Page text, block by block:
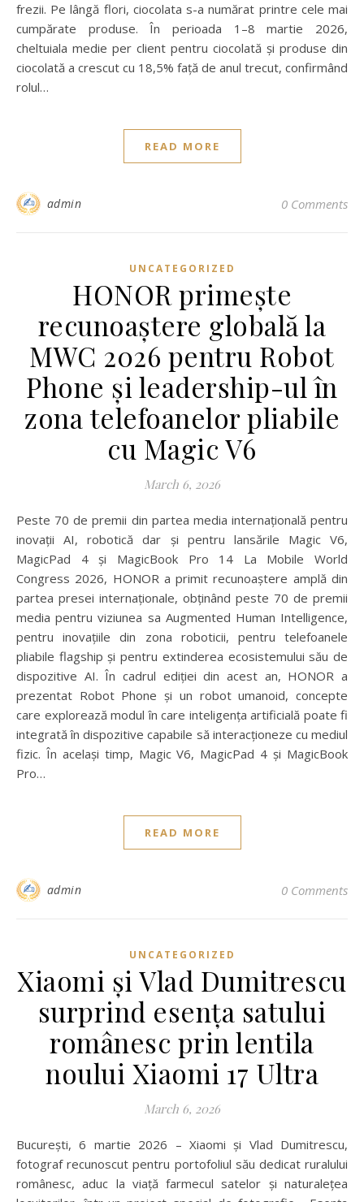
frezii. Pe lângă flori, ciocolata s-a numărat printre cele mai
cumpărate produse. În perioada 1–8 martie 2026,
cheltuiala medie per client pentru ciocolată și produse din
ciocolată a crescut cu 18,5% față de anul trecut, confirmând
rolul…
READ MORE
admin 0 Comments
UNCATEGORIZED
HONOR primește
recunoaștere globală la
MWC 2026 pentru Robot
Phone și leadership-ul în
zona telefoanelor pliabile
cu Magic V6
March 6, 2026
Peste 70 de premii din partea media internațională pentru
inovații AI, robotică dar și pentru lansările Magic V6,
MagicPad 4 și MagicBook Pro 14 La Mobile World
Congress 2026, HONOR a primit recunoaștere amplă din
partea presei internaționale, obținând peste 70 de premii
media pentru viziunea sa Augmented Human Intelligence,
pentru inovațiile din zona roboticii, pentru telefoanele
pliabile flagship și pentru extinderea ecosistemului său de
dispozitive AI. În cadrul ediției din acest an, HONOR a
prezentat Robot Phone și un robot umanoid, concepte
care explorează modul în care inteligența artificială poate fi
integrată în dispozitive capabile să interacționeze cu mediul
fizic. În același timp, Magic V6, MagicPad 4 și MagicBook
Pro…
READ MORE
admin 0 Comments
UNCATEGORIZED
Xiaomi și Vlad Dumitrescu
surprind esența satului
românesc prin lentila
noului Xiaomi 17 Ultra
March 6, 2026
București, 6 martie 2026 – Xiaomi și Vlad Dumitrescu,
fotograf recunoscut pentru portofoliul său dedicat ruralului
românesc, aduc la viață farmecul satelor și naturalețea